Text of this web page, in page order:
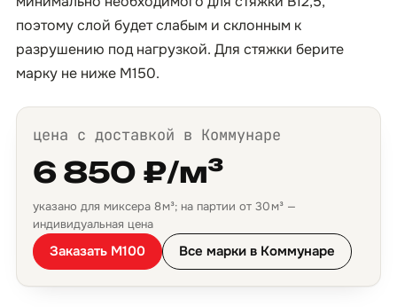
поэтому слой будет слабым и склонным к
разрушению под нагрузкой. Для стяжки берите
марку не ниже М150.
цена с доставкой в Коммунаре
6 850 ₽/м³
указано для миксера 8 м³; на партии от 30 м³ —
индивидуальная цена
Заказать М100 Все марки в Коммунаре